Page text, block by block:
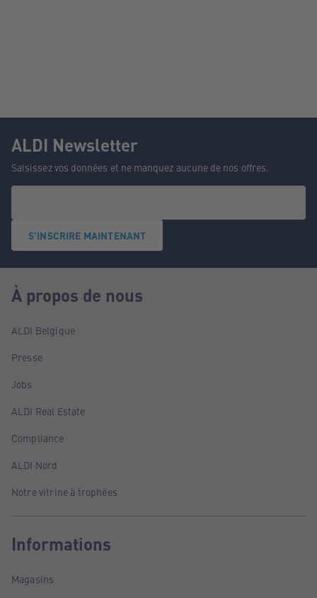
ALDI Newsletter
Saisissez vos données et ne manquez aucune de nos offres.
S'INSCRIRE MAINTENANT
À propos de nous
ALDI Belgique
Presse
Jobs
ALDI Real Estate
Compliance
ALDI Nord
Notre vitrine à trophées
Informations
Magasins